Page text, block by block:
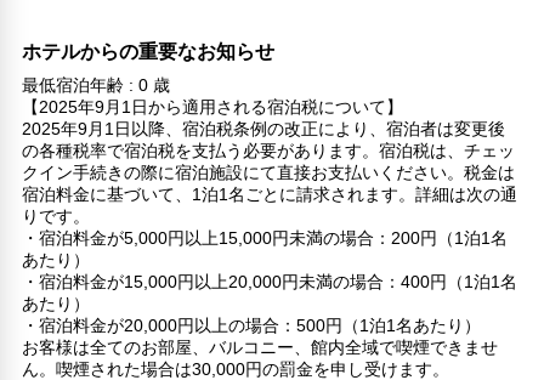
ホテルからの重要なお知らせ
最低宿泊年齢 : 0 歳
【2025年9月1日から適用される宿泊税について】
2025年9月1日以降、宿泊税条例の改正により、宿泊者は変更後
の各種税率で宿泊税を支払う必要があります。宿泊税は、チェッ
クイン手続きの際に宿泊施設にて直接お支払いください。税金は
宿泊料金に基づいて、1泊1名ごとに請求されます。詳細は次の通
りです。
・宿泊料金が5,000円以上15,000円未満の場合：200円（1泊1名
あたり）
・宿泊料金が15,000円以上20,000円未満の場合：400円（1泊1名
あたり）
・宿泊料金が20,000円以上の場合：500円（1泊1名あたり）
お客様は全てのお部屋、バルコニー、館内全域で喫煙できませ
ん。喫煙された場合は30,000円の罰金を申し受けます。